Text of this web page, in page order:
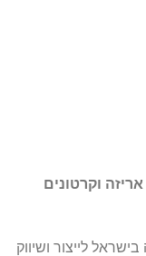
וקרטונים
לייצור ושיווק